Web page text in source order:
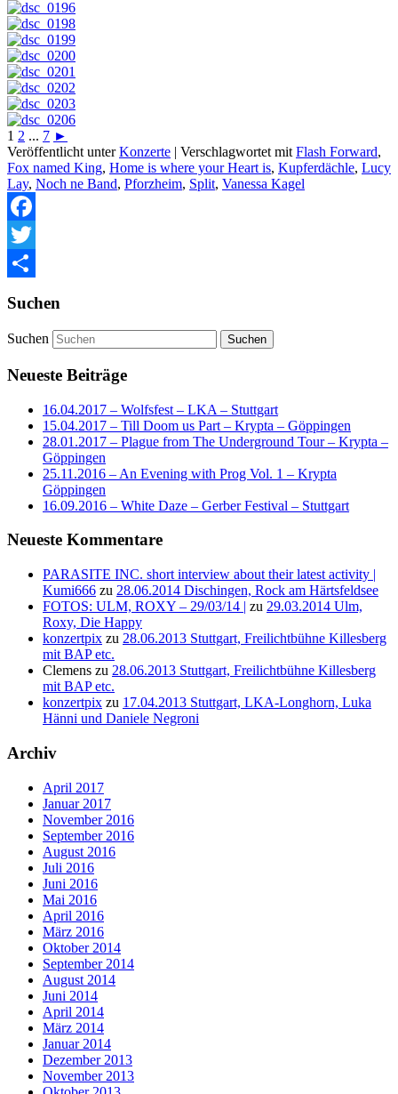
1 2 ... 7 ►
Veröffentlicht unter Konzerte | Verschlagwortet mit Flash Forward,
Fox named King, Home is where your Heart is, Kupferdächle, Lucy
Lay, Noch ne Band, Pforzheim, Split, Vanessa Kagel
Facebook
Twitter
Suchen
Suchen
Neueste Beiträge
16.04.2017 – Wolfsfest – LKA – Stuttgart
15.04.2017 – Till Doom us Part – Krypta – Göppingen
28.01.2017 – Plague from The Underground Tour – Krypta –
Göppingen
25.11.2016 – An Evening with Prog Vol. 1 – Krypta
Göppingen
16.09.2016 – White Daze – Gerber Festival – Stuttgart
Neueste Kommentare
PARASITE INC. short interview about their latest activity |
Kumi666 zu 28.06.2014 Dischingen, Rock am Härtsfeldsee
FOTOS: ULM, ROXY – 29/03/14 | zu 29.03.2014 Ulm,
Roxy, Die Happy
konzertpix zu 28.06.2013 Stuttgart, Freilichtbühne Killesberg
mit BAP etc.
Clemens zu 28.06.2013 Stuttgart, Freilichtbühne Killesberg
mit BAP etc.
konzertpix zu 17.04.2013 Stuttgart, LKA-Longhorn, Luka
Hänni und Daniele Negroni
Archiv
April 2017
Januar 2017
November 2016
September 2016
August 2016
Juli 2016
Juni 2016
Mai 2016
April 2016
März 2016
Oktober 2014
September 2014
August 2014
Juni 2014
April 2014
März 2014
Januar 2014
Dezember 2013
November 2013